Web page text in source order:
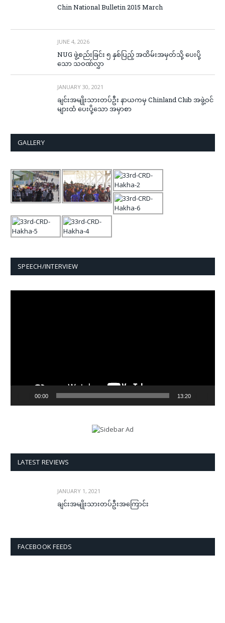
Chin National Bulletin 2015 March
JUNE 4, 2026
NUG ဖွဲ့စည်းခြင်း ၅ နှစ်ပြည့် အထိမ်းအမှတ်သို့ ပေးပို့
သော သဝဏ်လွှာ
JANUARY 30, 2021
ချင်းအမျိုးသားတပ်ဦး နာယကမှ Chinland Club အဖွဲ့ဝင်
များထံ ပေးပို့သော အမှာစာ
GALLERY
SPEECH/INTERVIEW
00:00 13:20
LATEST REVIEWS
JANUARY 1, 2021
ချင်းအမျိုးသားတပ်ဦးအကြောင်း
FACEBOOK FEEDS